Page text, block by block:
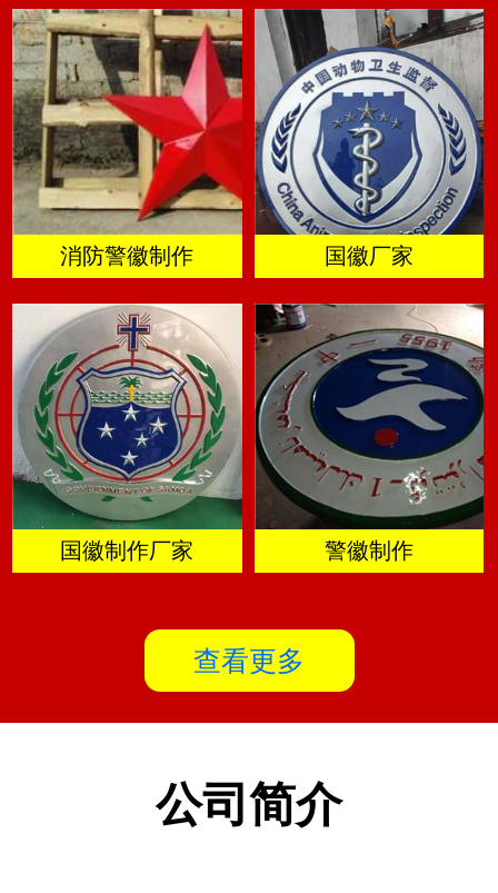
消防警徽制作 国徽厂家
国徽制作厂家 警徽制作
查看更多
公司简介